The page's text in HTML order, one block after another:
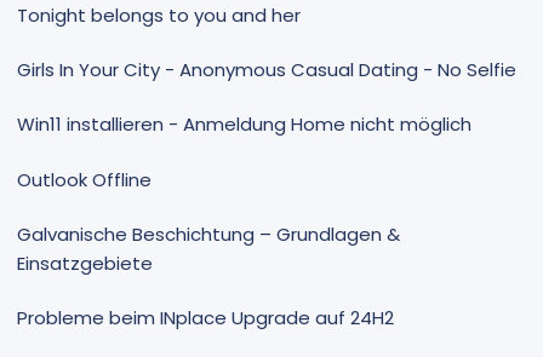
Tonight belongs to you and her
Girls In Your City - Anonymous Casual Dating - No Selfie
Win11 installieren - Anmeldung Home nicht möglich
Outlook Offline
Galvanische Beschichtung – Grundlagen &
Einsatzgebiete
Probleme beim INplace Upgrade auf 24H2